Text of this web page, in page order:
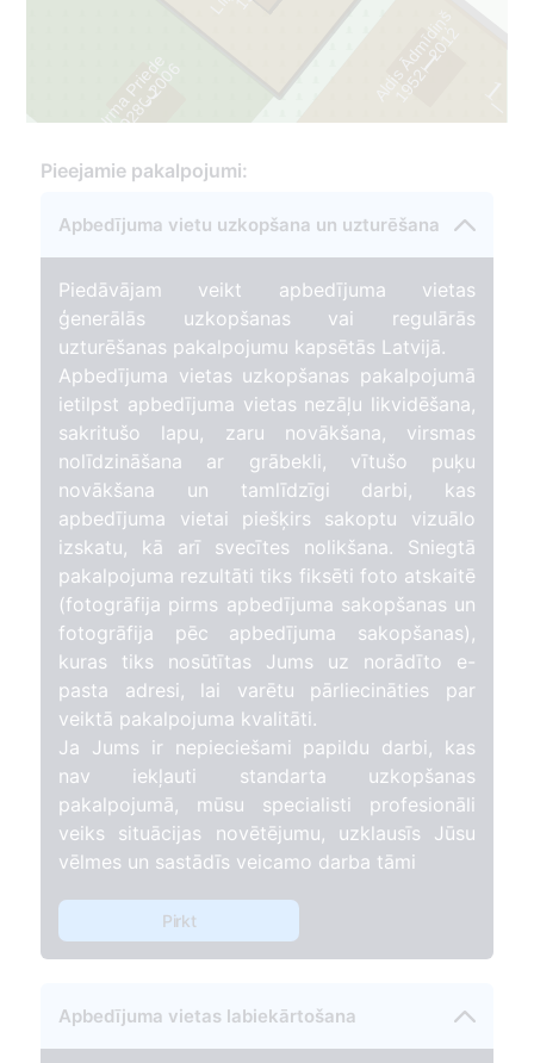
1_4
3
1
Irma Priede
6 Aldis Ādmīdiņš
2
Pieejamie pakalpojumi:
Apbedījuma vietu uzkopšana un uzturēšana
Piedāvājam veikt apbedījuma vietas
ģenerālās uzkopšanas vai regulārās
uzturēšanas pakalpojumu kapsētās Latvijā.
Apbedījuma vietas uzkopšanas pakalpojumā
ietilpst apbedījuma vietas nezāļu likvidēšana,
sakritušo lapu, zaru novākšana, virsmas
nolīdzināšana ar grābekli, vītušo puķu
novākšana un tamlīdzīgi darbi, kas
apbedījuma vietai piešķirs sakoptu vizuālo
izskatu, kā arī svecītes nolikšana. Sniegtā
pakalpojuma rezultāti tiks fiksēti foto atskaitē
(fotogrāfija pirms apbedījuma sakopšanas un
fotogrāfija pēc apbedījuma sakopšanas),
kuras tiks nosūtītas Jums uz norādīto e-
pasta adresi, lai varētu pārliecināties par
veiktā pakalpojuma kvalitāti.
Ja Jums ir nepieciešami papildu darbi, kas
nav iekļauti standarta uzkopšanas
pakalpojumā, mūsu specialisti profesionāli
veiks situācijas novētējumu, uzklausīs Jūsu
vēlmes un sastādīs veicamo darba tāmi
Pirkt
Apbedījuma vietas labiekārtošana